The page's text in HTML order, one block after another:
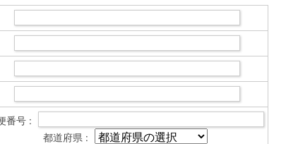
番号 :
都道府県 :